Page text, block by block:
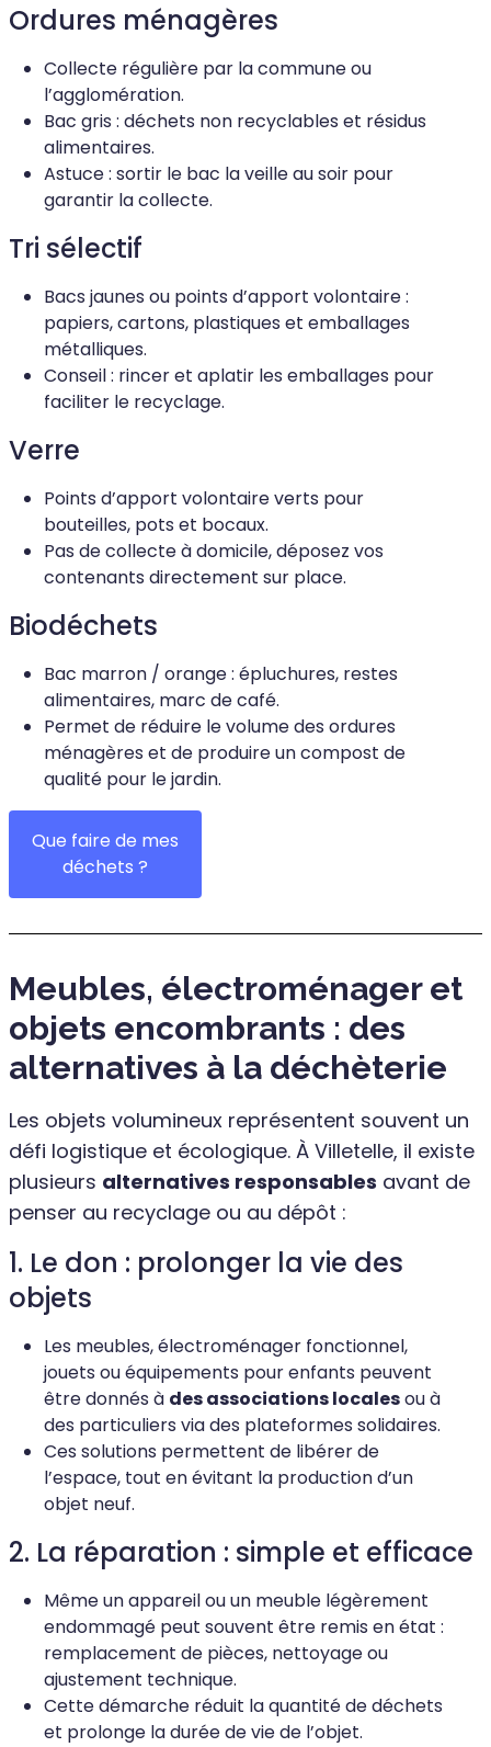
Ordures ménagères
Collecte régulière par la commune ou
l’agglomération.
Bac gris : déchets non recyclables et résidus
alimentaires.
Astuce : sortir le bac la veille au soir pour
garantir la collecte.
Tri sélectif
Bacs jaunes ou points d’apport volontaire :
papiers, cartons, plastiques et emballages
métalliques.
Conseil : rincer et aplatir les emballages pour
faciliter le recyclage.
Verre
Points d’apport volontaire verts pour
bouteilles, pots et bocaux.
Pas de collecte à domicile, déposez vos
contenants directement sur place.
Biodéchets
Bac marron / orange : épluchures, restes
alimentaires, marc de café.
Permet de réduire le volume des ordures
ménagères et de produire un compost de
qualité pour le jardin.
Que faire de mes
déchets ?
Meubles, électroménager et
objets encombrants : des
alternatives à la déchèterie
Les objets volumineux représentent souvent un
défi logistique et écologique. À Villetelle, il existe
plusieurs alternatives responsables avant de
penser au recyclage ou au dépôt :
1. Le don : prolonger la vie des
objets
Les meubles, électroménager fonctionnel,
jouets ou équipements pour enfants peuvent
être donnés à des associations localesou à
des particuliers via des plateformes solidaires.
Ces solutions permettent de libérer de
l’espace, tout en évitant la production d’un
objet neuf.
2. La réparation : simple et efficace
Même un appareil ou un meuble légèrement
endommagé peut souvent être remis en état :
remplacement de pièces, nettoyage ou
ajustement technique.
Cette démarche réduit la quantité de déchets
et prolonge la durée de vie de l’objet.